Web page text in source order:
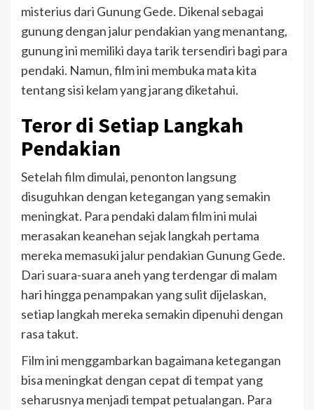
misterius dari Gunung Gede. Dikenal sebagai
gunung dengan jalur pendakian yang menantang,
gunung ini memiliki daya tarik tersendiri bagi para
pendaki. Namun, film ini membuka mata kita
tentang sisi kelam yang jarang diketahui.
Teror di Setiap Langkah
Pendakian
Setelah film dimulai, penonton langsung
disuguhkan dengan ketegangan yang semakin
meningkat. Para pendaki dalam film ini mulai
merasakan keanehan sejak langkah pertama
mereka memasuki jalur pendakian Gunung Gede.
Dari suara-suara aneh yang terdengar di malam
hari hingga penampakan yang sulit dijelaskan,
setiap langkah mereka semakin dipenuhi dengan
rasa takut.
Film ini menggambarkan bagaimana ketegangan
bisa meningkat dengan cepat di tempat yang
seharusnya menjadi tempat petualangan. Para